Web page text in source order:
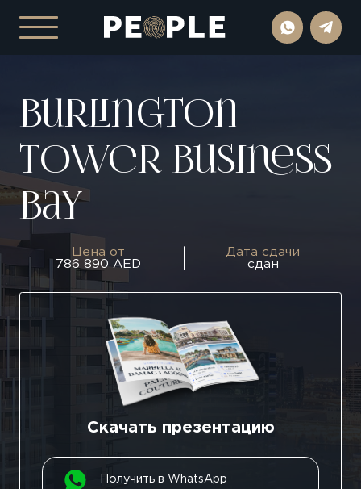
Burlington
Tower Business
Bay
Цена от
786 890 AED
Дата сдачи
сдан
Скачать презентацию
Получить в WhatsApp